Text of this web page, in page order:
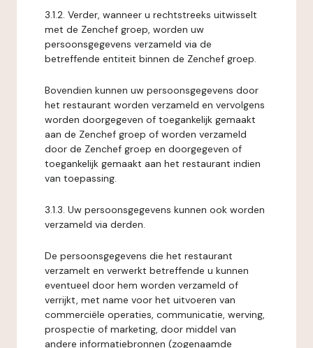
3.1.2. Verder, wanneer u rechtstreeks uitwisselt
met de Zenchef groep, worden uw
persoonsgegevens verzameld via de
betreffende entiteit binnen de Zenchef groep.
Bovendien kunnen uw persoonsgegevens door
het restaurant worden verzameld en vervolgens
worden doorgegeven of toegankelijk gemaakt
aan de Zenchef groep of worden verzameld
door de Zenchef groep en doorgegeven of
toegankelijk gemaakt aan het restaurant indien
van toepassing.
3.1.3. Uw persoonsgegevens kunnen ook worden
verzameld via derden.
De persoonsgegevens die het restaurant
verzamelt en verwerkt betreffende u kunnen
eventueel door hem worden verzameld of
verrijkt, met name voor het uitvoeren van
commerciële operaties, communicatie, werving,
prospectie of marketing, door middel van
andere informatiebronnen (zogenaamde